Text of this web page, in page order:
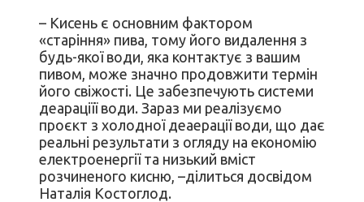
– Кисень є основним фактором
«старіння» пива, тому його видалення з
будь-якої води, яка контактує з вашим
пивом, може значно продовжити термін
його свіжості. Це забезпечують системи
деараціїї води. Зараз ми реалізуємо
проєкт з холодної деаерації води, що дає
реальні результати з огляду на економію
електроенергії та низький вміст
розчиненого кисню, –ділиться досвідом
Наталія Костоглoд.